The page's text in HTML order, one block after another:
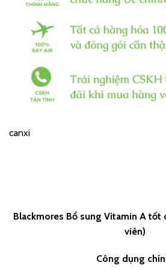
canxi
Blackmores Bổ sung Vitamin A
viên)
Công dụng